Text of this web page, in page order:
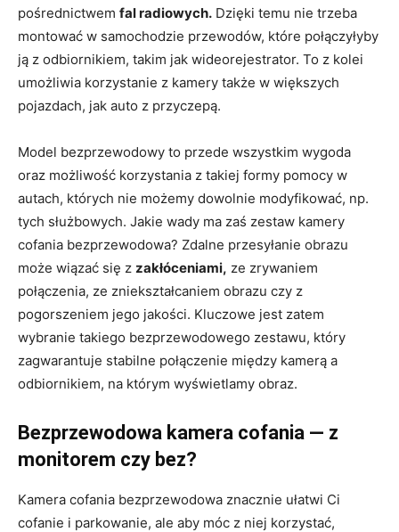
pośrednictwem fal radiowych. Dzięki temu nie trzeba
montować w samochodzie przewodów, które połączyłyby
ją z odbiornikiem, takim jak wideorejestrator. To z kolei
umożliwia korzystanie z kamery także w większych
pojazdach, jak auto z przyczepą.
Model bezprzewodowy to przede wszystkim wygoda
oraz możliwość korzystania z takiej formy pomocy w
autach, których nie możemy dowolnie modyfikować, np.
tych służbowych. Jakie wady ma zaś zestaw kamery
cofania bezprzewodowa? Zdalne przesyłanie obrazu
może wiązać się z zakłóceniami, ze zrywaniem
połączenia, ze zniekształcaniem obrazu czy z
pogorszeniem jego jakości. Kluczowe jest zatem
wybranie takiego bezprzewodowego zestawu, który
zagwarantuje stabilne połączenie między kamerą a
odbiornikiem, na którym wyświetlamy obraz.
Bezprzewodowa kamera cofania — z
monitorem czy bez?
Kamera cofania bezprzewodowa znacznie ułatwi Ci
cofanie i parkowanie, ale aby móc z niej korzystać,